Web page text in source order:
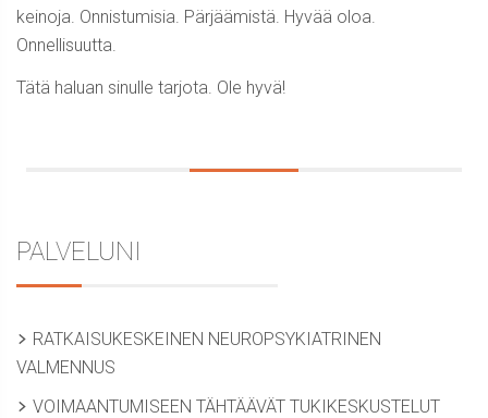
keinoja. Onnistumisia. Pärjäämistä. Hyvää oloa.
Onnellisuutta.
Tätä haluan sinulle tarjota. Ole hyvä!
Sidebar
PALVELUNI
RATKAISUKESKEINEN NEUROPSYKIATRINEN
VALMENNUS
VOIMAANTUMISEEN TÄHTÄÄVÄT TUKIKESKUSTELUT